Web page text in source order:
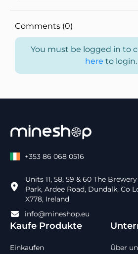
Comments (0)
You must be logged in to
here to login.
+353 86 068 0516
Units 11, 58, 59 & 60 The
Park, Ardee Road, Dundalk, Co
X778, Ireland
info@mineshop.eu
Kaufe Produkte
Einkaufen Über